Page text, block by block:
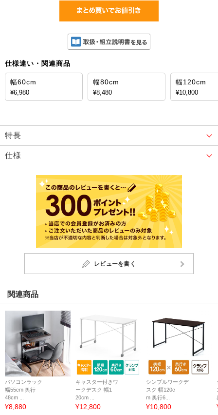
仕様違い・関連商品
幅60cm
¥6,980
幅80cm
¥8,480
幅120cm
¥10,800
特長
仕様
レビューを書く
関連商品
パソコンラック
幅55cm 奥行
48cm ...
¥8,880
キャスター付きワ
ークデスク 幅1
20cm ...
¥12,800
シンプルワークデ
スク 幅120c
m 奥行6...
¥10,800